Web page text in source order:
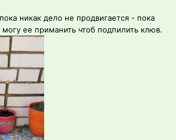
никак дело не продвигается - пока
ее приманить чтоб подпилить клюв.